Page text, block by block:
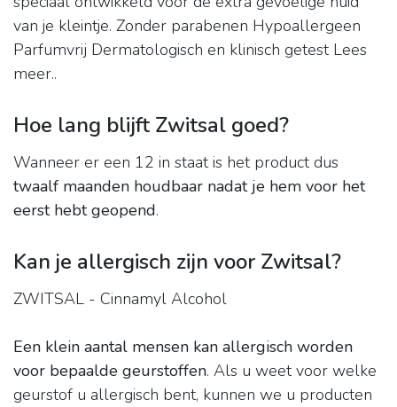
van je kleintje. Zonder parabenen Hypoallergeen
Parfumvrij Dermatologisch en klinisch getest Lees
meer..
Hoe lang blijft Zwitsal goed?
Wanneer er een 12 in staat is het product dus
twaalf maanden houdbaar nadat je hem voor het
eerst hebt geopend.
Kan je allergisch zijn voor Zwitsal?
ZWITSAL - Cinnamyl Alcohol
Een klein aantal mensen kan allergisch worden
voor bepaalde geurstoffen. Als u weet voor welke
geurstof u allergisch bent, kunnen we u producten